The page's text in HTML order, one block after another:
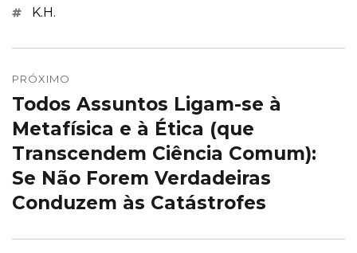
Marcações
K.H.
de
Post
PRÓXIMO
Próximo
post:
Todos Assuntos Ligam-se à
Metafísica e à Ética (que
Transcendem Ciência Comum):
Se Não Forem Verdadeiras
Conduzem às Catástrofes